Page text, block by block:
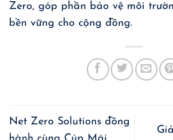
Zero, góp phần bảo vệ môi
bền vững cho cộng đồng.
Net Zero Solutions đồng